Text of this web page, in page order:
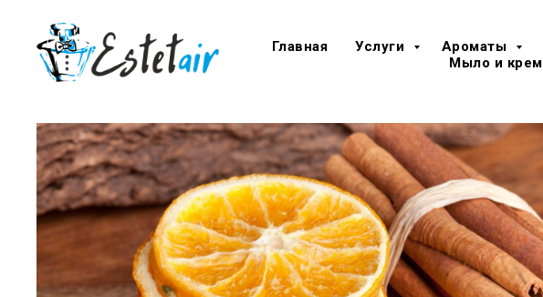
Главная Услуги Ароматы
Мыло и крем